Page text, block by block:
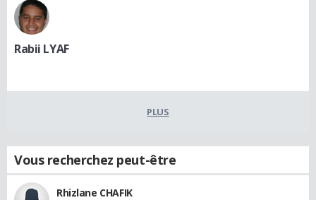
Rabii LYAF
PLUS
Vous recherchez peut-être
Rhizlane CHAFIK